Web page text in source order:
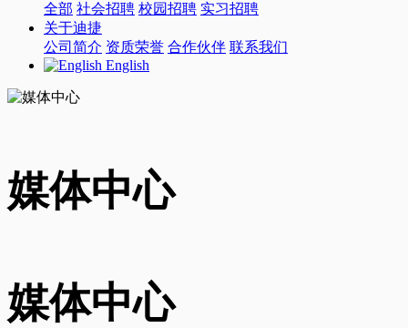
全部 社会招聘 校园招聘 实习招聘
关于迪捷
公司简介 资质荣誉 合作伙伴 联系我们
English
媒体中心
媒体中心